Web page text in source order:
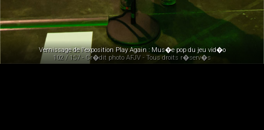
Vernissage de l'exposition Play Again : Mus�e pop du jeu vid�o
102 / 157 - Cr�dit photo AFJV - Tous droits r�serv�s